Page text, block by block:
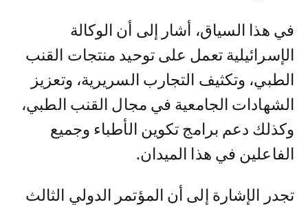
في هذا السياق، أشار إلى أن الوكالة
الإسرائيلية تعمل على توحيد منتجات القنب
الطبي، وتكثيف التجارب السريرية، وتعزيز
الشهادات الجامعية في مجال القنب الطبي،
وكذلك دعم برامج تكوين الأطباء وجميع
الفاعلين في هذا الميدان.
تجدر الإشارة إلى أن المؤتمر الدولي الثالث